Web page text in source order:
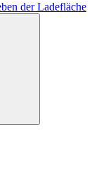
der Ladefläche